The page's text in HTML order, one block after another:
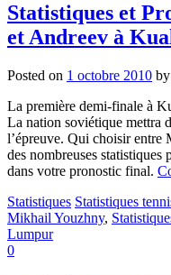
Statistiques et
et Andreev à
Posted on 1 octobre 2010 by
La première demi-finale à
La nation soviétique mettra
l’épreuve. Qui choisir
des nombreuses
dans votre pronostic final.
Statistiques Statistiques
Mikhail Youzhny,
Lumpur
0